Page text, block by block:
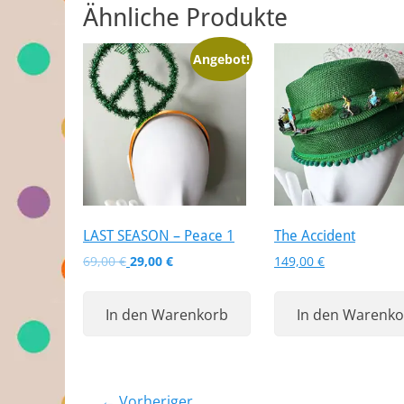
Ähnliche Produkte
Angebot!
LAST SEASON – Peace 1
69,00€ Ursprünglicher
69,00 €
29,00 €Aktueller
29,00 €.
In den Warenkorb
The Accident
149,00 €
In den